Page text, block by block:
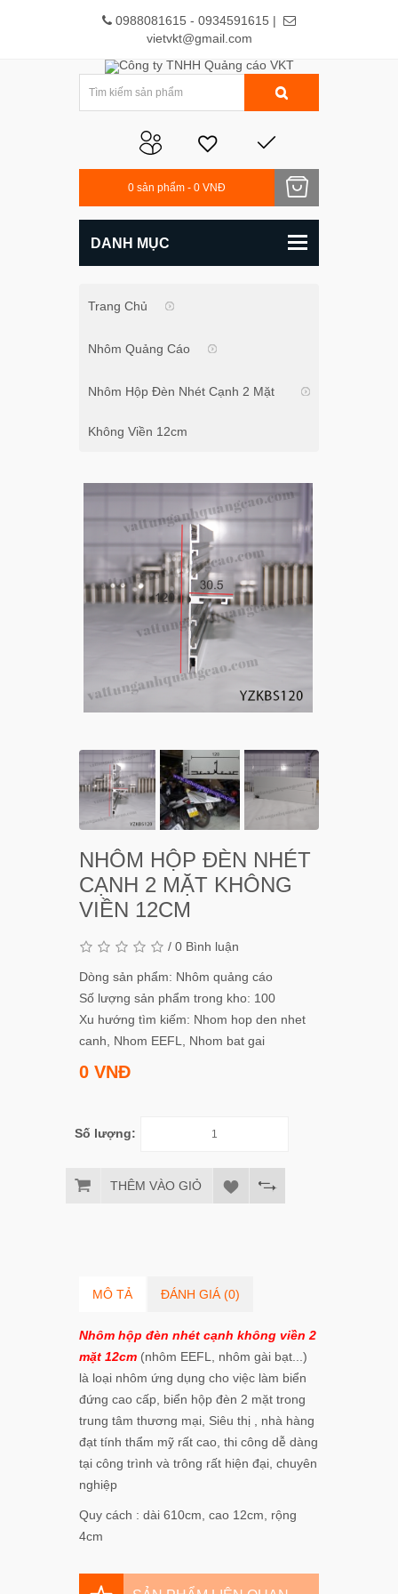
0988081615 - 0934591615 |
vietvkt@gmail.com
0 sản phẩm - 0 VNĐ
DANH MỤC
Trang Chủ
Nhôm Quảng Cáo
Nhôm Hộp Đèn Nhét Cạnh 2 Mặt
Không Viền 12cm
NHÔM HỘP ĐÈN NHÉT
CẠNH 2 MẶT KHÔNG
VIỀN 12CM
/ 0 Bình luận
Dòng sản phẩm: Nhôm quảng cáo
Số lượng sản phẩm trong kho: 100
Xu hướng tìm kiếm: Nhom hop den nhet
canh
Nhom EEFL Nhom bat gai
0 VNĐ
Số lượng:
THÊM VÀO GIỎ
MÔ TẢ ĐÁNH GIÁ (0)
Nhôm hộp đèn nhét cạnh không viền 2
mặt 12cm (nhôm EEFL, nhôm gài bạt...)
là loại nhôm ứng dụng cho việc làm biển
đứng cao cấp, biển hộp đèn 2 mặt trong
trung tâm thương mại, Siêu thị , nhà hàng
đạt tính thẩm mỹ rất cao, thi công dễ dàng
tại công trình và trông rất hiện đại, chuyên
nghiệp
Quy cách : dài 610cm, cao 12cm, rộng
4cm